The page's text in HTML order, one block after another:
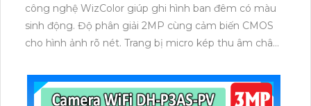
công nghệ WizColor giúp ghi hình ban đêm có màu
sinh động. Độ phân giải 2MP cùng cảm biến CMOS
cho hình ảnh rõ nét. Trang bị micro kép thu âm chân
hình nhanh, thích hợp nhiều khu vực giám sát.